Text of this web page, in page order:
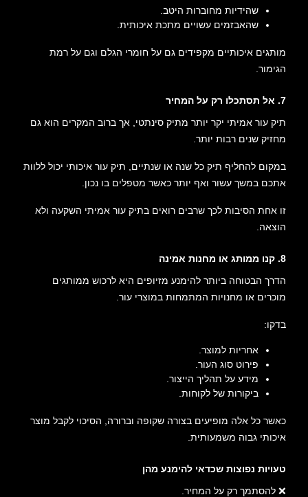
שהידיות מחוברות היטב.
שהאבזמים עשויים מתכת איכותית.
מותגים איכותיים מקפידים גם על חומרי הגלם וגם על רמת
הגימור.
7. אל תסתכלו רק על המחיר
תיק עור אמיתי יקר יותר מתיק סינתטי, אך ברוב המקרים הוא גם
מחזיק שנים רבות יותר.
במקום להחליף תיק כל שנה או שנתיים, תיק עור איכותי יכול ללוות
אתכם במשך עשור ואף יותר כאשר מטפלים בו נכון.
זו אחת הסיבות לכך שרבים רואים בתיק עור אמיתי השקעה ולא
הוצאה.
8. קנו ממותג או מחנות אמינה
הדרך הבטוחה ביותר להימנע מזיופים היא לרכוש ממותגים
מוכרים או מחנויות המתמחות במוצרי עור.
בדקו:
אחריות למוצר.
פירוט סוג העור.
מידע על תהליך הייצור.
ביקורות של לקוחות.
כאשר כל אלה מופיעים בצורה שקופה וברורה, הסיכוי לקבל מוצר
איכותי גבוה משמעותית.
טעויות נפוצות שכדאי להימנע מהן
❌ להסתמך רק על המחיר.